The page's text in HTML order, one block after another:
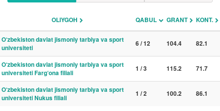
OLIYGOH QABUL GRANT KONT.
O‘zbekiston davlat jismoniy tarbiya va sport
universiteti
6 / 12 104.4 82.1
O‘zbekiston davlat jismoniy tarbiya va sport
universiteti Farg‘ona filiali
1 / 3 115.2 71.7
O‘zbekiston davlat jismoniy tarbiya va sport
universiteti Nukus filiali
1 / 2 100.2 86.1